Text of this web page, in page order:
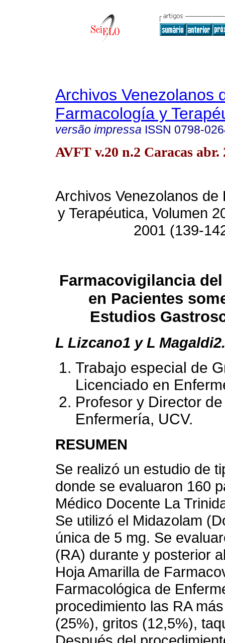
Archivos Venezolanos
Farmacología y
versão impressa ISSN 0798-
AVFT v.20 n.2 Caracas abr.
Archivos Venezolanos de
y Terapéutica, Volumen
2001 (139-
Farmacovigilancia
en Pacientes
Estudios
L Lizcano1 y L Magaldi2.
Trabajo especial de
Licenciado en
Profesor y Director
Enfermería, UCV.
RESUMEN
Se realizó un estudio de
donde se evaluaron 160
Médico Docente La
Se utilizó el Midazolam
única de 5 mg. Se
(RA) durante y posterior
Hoja Amarilla de
Farmacológica de
procedimiento las RA
(25%), gritos (12,5%),